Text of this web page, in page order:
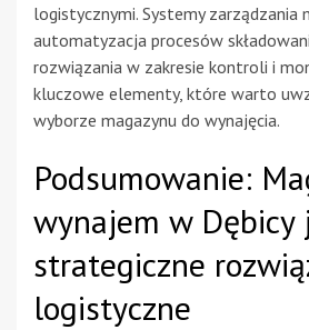
logistycznymi. Systemy zarządzania
automatyzacja procesów
rozwiązania w zakresie kontroli i
kluczowe elementy, które warto
wyborze magazynu do wynajęcia.
Podsumowanie:
wynajem w Dębicy
strategiczne
logistyczne